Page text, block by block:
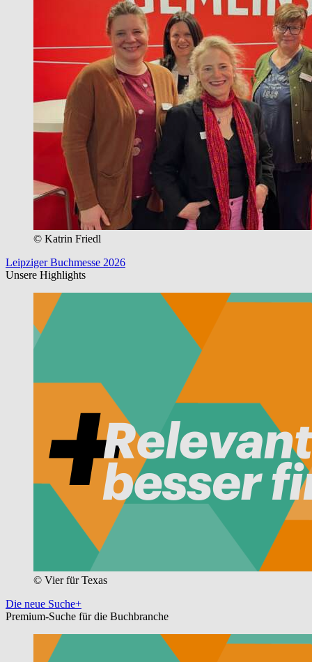
© Katrin Friedl
Leipziger Buchmesse 2026
Unsere Highlights
© Vier für Texas
Die neue Suche+
Premium-Suche für die Buchbranche